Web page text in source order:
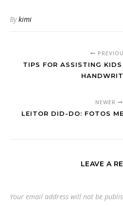
Bykimi
TIPS FOR ASSISTING
NEWER
LEITOR DID-DO: FOTOS
LEAVE A
Your email address will not be